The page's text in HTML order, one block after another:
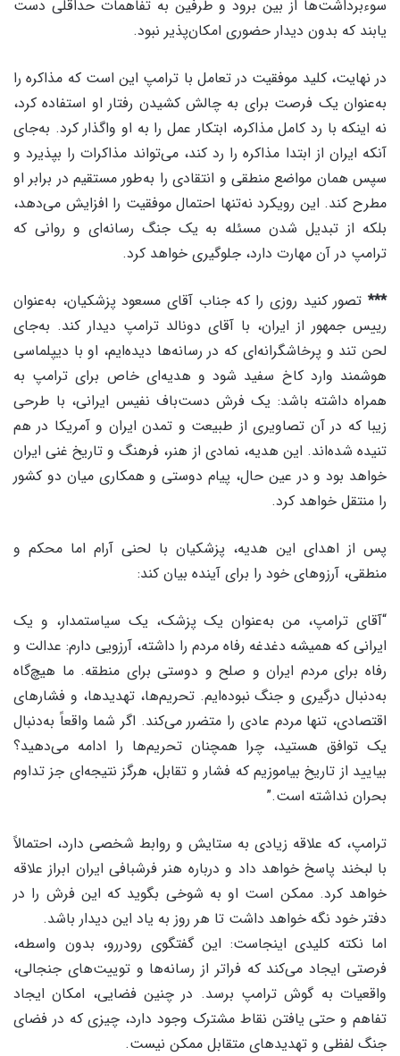
سوءبرداشت‌ها از بین برود و طرفین به تفاهمات حداقلی دست
یابند که بدون دیدار حضوری امکان‌پذیر نبود.
در نهایت، کلید موفقیت در تعامل با ترامپ این است که مذاکره را
به‌عنوان یک فرصت برای به چالش کشیدن رفتار او استفاده کرد،
نه اینکه با رد کامل مذاکره، ابتکار عمل را به او واگذار کرد. به‌جای
آنکه ایران از ابتدا مذاکره را رد کند، می‌تواند مذاکرات را بپذیرد و
سپس همان مواضع منطقی و انتقادی را به‌طور مستقیم در برابر او
مطرح کند. این رویکرد نه‌تنها احتمال موفقیت را افزایش می‌دهد،
بلکه از تبدیل شدن مسئله به یک جنگ رسانه‌ای و روانی که
ترامپ در آن مهارت دارد، جلوگیری خواهد کرد.
*** تصور کنید روزی را که جناب آقای مسعود پزشکیان، به‌عنوان
رییس جمهور از ایران، با آقای دونالد ترامپ دیدار کند. به‌جای
لحن تند و پرخاشگرانه‌ای که در رسانه‌ها دیده‌ایم، او با دیپلماسی
هوشمند وارد کاخ سفید شود و هدیه‌ای خاص برای ترامپ به
همراه داشته باشد: یک فرش دست‌باف نفیس ایرانی، با طرحی
زیبا که در آن تصاویری از طبیعت و تمدن ایران و آمریکا در هم
تنیده شده‌اند. این هدیه، نمادی از هنر، فرهنگ و تاریخ غنی ایران
خواهد بود و در عین حال، پیام دوستی و همکاری میان دو کشور
را منتقل خواهد کرد.
پس از اهدای این هدیه، پزشکیان با لحنی آرام اما محکم و
منطقی، آرزوهای خود را برای آینده بیان کند:
“آقای ترامپ، من به‌عنوان یک پزشک، یک سیاستمدار، و یک
ایرانی که همیشه دغدغه رفاه مردم را داشته، آرزویی دارم: عدالت و
رفاه برای مردم ایران و صلح و دوستی برای منطقه. ما هیچ‌گاه
به‌دنبال درگیری و جنگ نبوده‌ایم. تحریم‌ها، تهدیدها، و فشارهای
اقتصادی، تنها مردم عادی را متضرر می‌کند. اگر شما واقعاً به‌دنبال
یک توافق هستید، چرا همچنان تحریم‌ها را ادامه می‌دهید؟
بیایید از تاریخ بیاموزیم که فشار و تقابل، هرگز نتیجه‌ای جز تداوم
بحران نداشته است.”
ترامپ، که علاقه زیادی به ستایش و روابط شخصی دارد، احتمالاً
با لبخند پاسخ خواهد داد و درباره هنر فرشبافی ایران ابراز علاقه
خواهد کرد. ممکن است او به شوخی بگوید که این فرش را در
دفتر خود نگه خواهد داشت تا هر روز به یاد این دیدار باشد.
اما نکته کلیدی اینجاست: این گفتگوی رودررو، بدون واسطه،
فرصتی ایجاد می‌کند که فراتر از رسانه‌ها و توییت‌های جنجالی،
واقعیات به گوش ترامپ برسد. در چنین فضایی، امکان ایجاد
تفاهم و حتی یافتن نقاط مشترک وجود دارد، چیزی که در فضای
جنگ لفظی و تهدیدهای متقابل ممکن نیست.